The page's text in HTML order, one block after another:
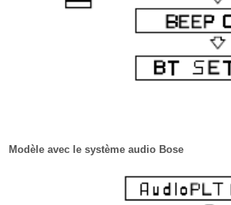
Modèle avec le système audio Bose